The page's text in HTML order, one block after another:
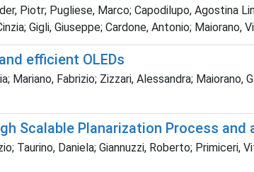
Piotr; Pugliese, Marco; Capodilupo, Agostina
Gigli, Giuseppe; Cardone, Antonio; Maiorano,
efficient OLEDs
Mariano, Fabrizio; Zizzari, Alessandra;
Scalable Planarization Process
Taurino, Daniela; Giannuzzi, Roberto;